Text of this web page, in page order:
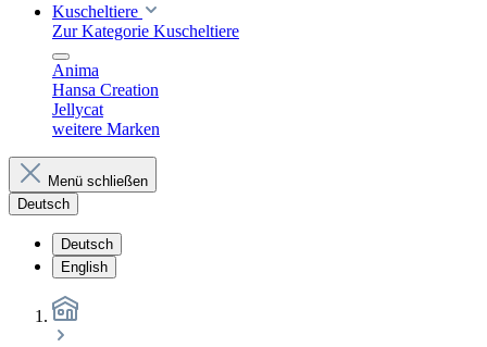
Kuscheltiere
Zur Kategorie Kuscheltiere
Anima
Hansa Creation
Jellycat
weitere Marken
Menü schließen
Deutsch
Deutsch
English